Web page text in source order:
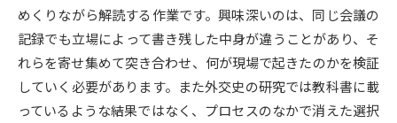
オープンキャンパスなどを調べる
オープンキャンパス検索 実施プログラムから探す
来場型・Web型イベント特集 夢ナビライブ
めくりながら解読する作業です。興味深いのは、同じ会議の
記録でも立場によって書き残した中身が違うことがあり、そ
れらを寄せ集めて突き合わせ、何が現場で起きたのかを検証
していく必要があります。また外交史の研究では教科書に載
っているような結果ではなく、プロセスのなかで消えた選択